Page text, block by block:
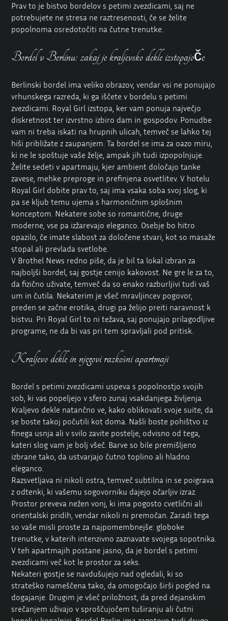
Prav to je bistvo bordelov s petimi zvezdicami, saj ne
potrebujete ne stresa ne raztresenosti, če se želite
popolnoma osredotočiti na čutne trenutke.
Bordel v Berlinu: zakaj je kraljevsko dekle izstopajoče
Berlinski bordel ima veliko obrazov, vendar vsi ne ponujajo
vrhunskega razreda, ki ga iščete v bordelu s petimi
zvezdicami. Royal Girl izstopa, ker vam ponuja največjo
diskretnost ter izvrstno izbiro dam in gospodov. Ponudbe
vam ni treba iskati na hrupnih ulicah, temveč se lahko tej
hiši približate z zaupanjem. Ta bordel se ima za oazo miru,
ki ne le spoštuje vaše želje, ampak jih tudi izpopolnjuje.
Želite sedeti v apartmaju, kjer ambient določajo tanke
zavese, mehke preproge in prefinjena osvetlitev. V hotelu
Royal Girl dobite prav to, saj ima vsaka soba svoj slog, ki
pa se kljub temu ujema s harmoničnim splošnim
konceptom. Nekatere sobe so romantične, druge
moderne, vse pa izžarevajo eleganco. Osebje bo hitro
opazilo, če imate slabost za določene stvari, kot so masaže
stopal ali prevlada svetlobe.
V Brothel News redno piše, da je bil ta lokal izbran za
najboljši bordel, saj gostje cenijo kakovost. Ne gre le za to,
da fizično uživate, temveč da so enako razburljivi tudi vaš
um in čutila. Nekaterim je všeč mravljincev pogovor,
preden se začne erotika, drugi pa želijo preiti naravnost k
bistvu. Pri Royal Girl to ni težava, saj ponujajo prilagodljive
programe, ne da bi vas pri tem spravljali pod pritisk.
Kraljevo dekle in njegovi razkošni apartmaji
Bordel s petimi zvezdicami uspeva s popolnostjo svojih
sob, ki vas popeljejo v sfero zunaj vsakdanjega življenja.
Kraljevo dekle natančno ve, kako oblikovati svoje suite, da
se boste takoj počutili kot doma. Našli boste pohištvo iz
finega usnja ali v svilo zavite postelje, odvisno od tega,
kateri slog vam je bolj všeč. Barve so bile premišljeno
izbrane tako, da ustvarjajo čutno toplino ali hladno
eleganco.
Razsvetljava ni nikoli ostra, temveč subtilna in se poigrava
z odtenki, ki vašemu sogovorniku dajejo očarljiv izraz.
Prostor preveva nežen vonj, ki ima pogosto cvetlični ali
orientalski pridih, vendar nikoli ni premočan. Zaradi tega
so vaše misli proste za najpomembnejše: globoke
trenutke, v katerih intenzivno zaznavate svojega sopotnika.
V teh apartmajih postane jasno, da je bordel s petimi
zvezdicami več kot le prostor za seks.
Nekateri gostje se navdušujejo nad ogledali, ki so
strateško nameščena tako, da omogočajo širši pogled na
dogajanje. Drugim je všeč priložnost, da pred dejanskim
srečanjem uživajo v sproščujočem tuširanju ali čutni